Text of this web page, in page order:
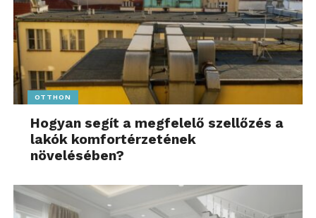
OTTHON
Hogyan segít a megfelelő szellőzés a
lakók komfortérzetének
növelésében?